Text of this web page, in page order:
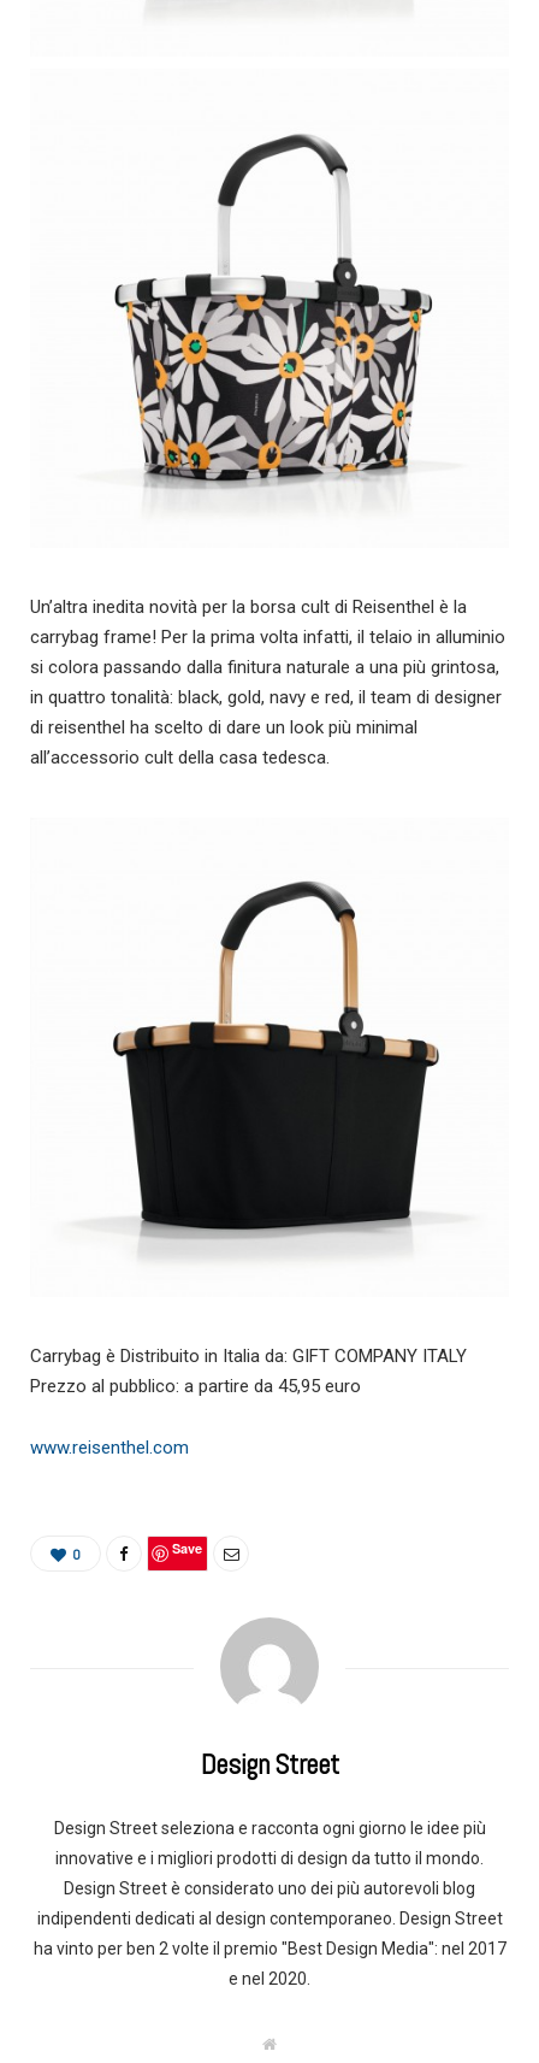
Un’altra inedita novità per la borsa cult di Reisenthel è la
carrybag frame! Per la prima volta infatti, il telaio in alluminio
si colora passando dalla finitura naturale a una più grintosa,
in quattro tonalità: black, gold, navy e red, il team di designer
di reisenthel ha scelto di dare un look più minimal
all’accessorio cult della casa tedesca.
Carrybag è Distribuito in Italia da: GIFT COMPANY ITALY
Prezzo al pubblico: a partire da 45,95 euro
www.reisenthel.com
0 Save
Design Street
Design Street seleziona e racconta ogni giorno le idee più
innovative e i migliori prodotti di design da tutto il mondo.
Design Street è considerato uno dei più autorevoli blog
indipendenti dedicati al design contemporaneo. Design Street
ha vinto per ben 2 volte il premio "Best Design Media": nel 2017
e nel 2020.
W